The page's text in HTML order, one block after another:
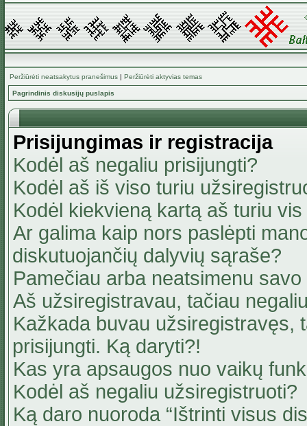
Peržiūrėti neatsakytus pranešimus | Peržiūrėti aktyvias temas
Pagrindinis diskusijų puslapis
Prisijungimas ir registracija
Kodėl aš negaliu prisijungti?
Kodėl aš iš viso turiu
Kodėl kiekvieną kartą aš turiu
Ar galima kaip nors paslėpti
diskutuojančių dalyvių sąraše?
Pamečiau arba neatsimenu
Aš užsiregistravau, tačiau
Kažkada buvau užsiregistravęs,
prisijungti. Ką daryti?!
Kas yra apsaugos nuo vaikų
Kodėl aš negaliu užsiregistruoti?
Ką daro nuoroda “Ištrinti visus